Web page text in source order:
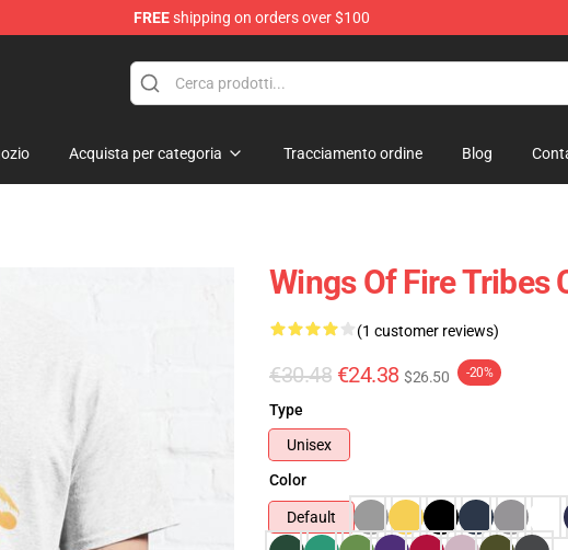
FREEshipping on orders over $100
Store
Acquista per categoria Tracciamento ordine Blog
Wings Of Fire Tribes
(1 customer reviews)
€30.48 €24.38 $26.50 -20%
Type
Unisex
Color
Default